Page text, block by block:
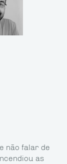
não falar de
as